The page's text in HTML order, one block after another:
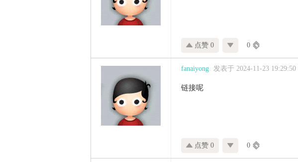
点赞 0 0
fanaiyong 发表于 2024-11-23 19:29:50
链接呢
点赞 0 0